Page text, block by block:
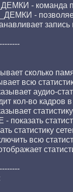
- команда
-
сколько
всю
аудио-
кол-во кадров в
показать
статистику
всю